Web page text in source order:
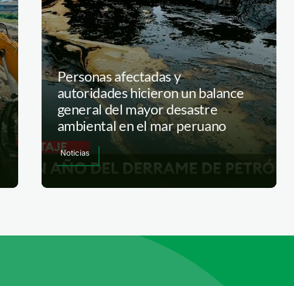
Personas afectadas y
autoridades hicieron un balance
general del mayor desastre
ambiental en el mar peruano
Noticias